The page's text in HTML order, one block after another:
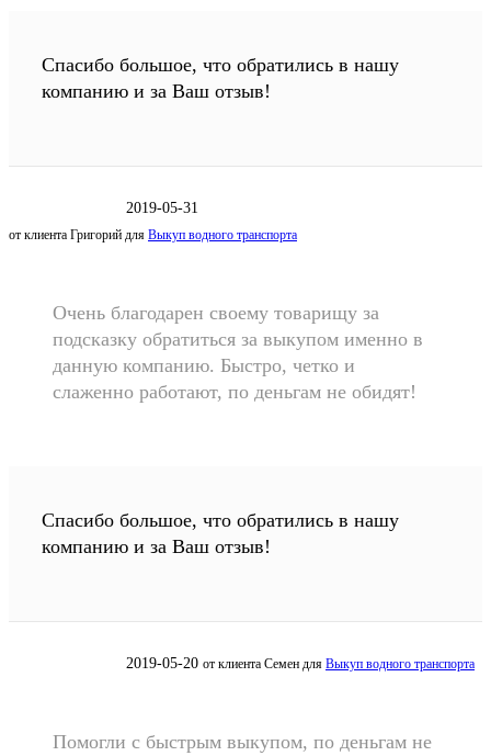
Спасибо большое, что обратились в нашу
компанию и за Ваш отзыв!
2019-05-31
от клиента Григорий для Выкуп водного транспорта
Очень благодарен своему товарищу за
подсказку обратиться за выкупом именно в
данную компанию. Быстро, четко и
слаженно работают, по деньгам не обидят!
Спасибо большое, что обратились в нашу
компанию и за Ваш отзыв!
2019-05-20 от клиента Семен для Выкуп водного транспорта
Помогли с быстрым выкупом, по деньгам не